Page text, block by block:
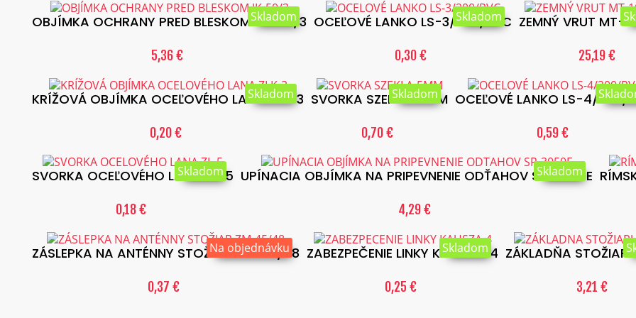
OBJÍMKA OCHRANY PRED BLESKOM JK-50/3
5,36 €
Skladom OCEĽOVÉ LANKO LS-3/200/PVC
0,30 €
Skladom ZEMNÝ VRUT MT-
25,19 €
KRÍŽOVÁ OBJÍMKA OCEĽOVÉHO LANA ZLK-3
0,20 €
Skladom SVORKA SZEKLA-5MM
0,70 €
Skladom OCEĽOVÉ LANKO LS-4/200/
0,59 €
SVORKA OCEĽOVÉHO LANA ZL-5
0,18 €
Skladom UPÍNACIA OBJÍMKA NA PRIPEVNENIE ODŤAHOV SR-3050E
4,29 €
Skladom
ZÁSLEPKA NA ANTÉNNY STOŽIAR ZM-45/48
0,37 €
Na objednávku ZABEZPEČENIE LINKY KAUSZA-4
0,25 €
Skladom ZÁKLADŇA
3,21 €